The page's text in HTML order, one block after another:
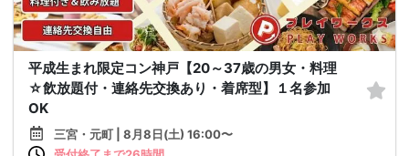
平成生まれ限定コン神戸【20～37歳の男女・料理
☆飲放題付・連絡先交換あり・着席型】１名参加
OK
三宮・元町 | 8月8日(土) 16:00〜